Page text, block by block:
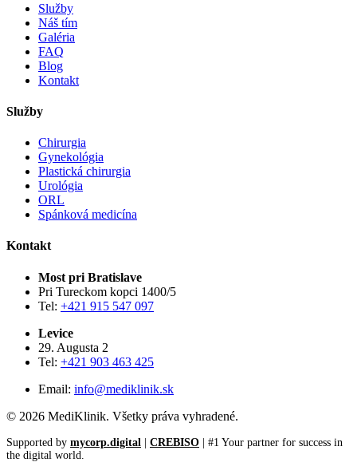
Služby
Náš tím
Galéria
FAQ
Blog
Kontakt
Služby
Chirurgia
Gynekológia
Plastická chirurgia
Urológia
ORL
Spánková medicína
Kontakt
Most pri Bratislave
Pri Tureckom kopci 1400/5
Tel: +421 915 547 097
Levice
29. Augusta 2
Tel: +421 903 463 425
Email: info@mediklinik.sk
© 2026 MediKlinik. Všetky práva vyhradené.
Supported by mycorp.digital | CREBISO | #1 Your partner for success in
the digital world.